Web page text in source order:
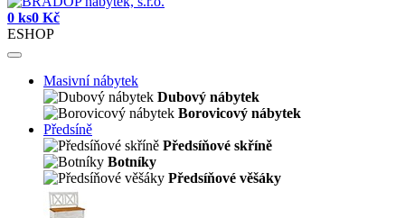
0 ks0 Kč
ESHOP
Masivní nábytek
Dubový nábytek
Borovicový nábytek
Předsíně
Předsíňové skříně
Botníky
Předsíňové věšáky